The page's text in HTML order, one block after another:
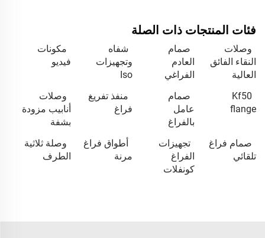
فئات المنتجات ذات الصلة
وصلات
النقاء الفائق
العالية
صمام
العادم
الفراغي
شفاه
وتجهيزات
Iso
مكونات
فيديو
Kf50
flange
صمام
عامل
بالفراغ
منفذ تفريغ
فراغ
وصلات
أنابيب مزودة
بشفة
صمام فراغ
تلقائي
تجهيزات
الفراغ
كونفلات
أطواق فراغ
مرنة
وصلة ثلاثية
الطرف